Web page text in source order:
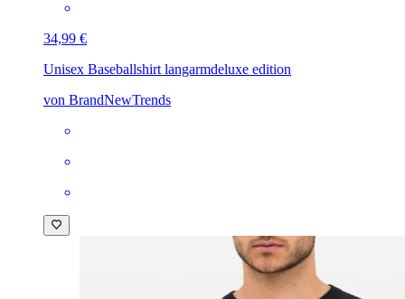
34,99 €
Unisex Baseballshirt langarmdeluxe edition
von BrandNewTrends